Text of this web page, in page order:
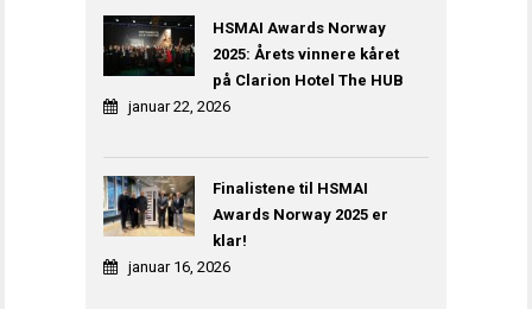
HSMAI Awards Norway
2025: Årets vinnere kåret
på Clarion Hotel The HUB
januar 22, 2026
Finalistene til HSMAI
Awards Norway 2025 er
klar!
januar 16, 2026